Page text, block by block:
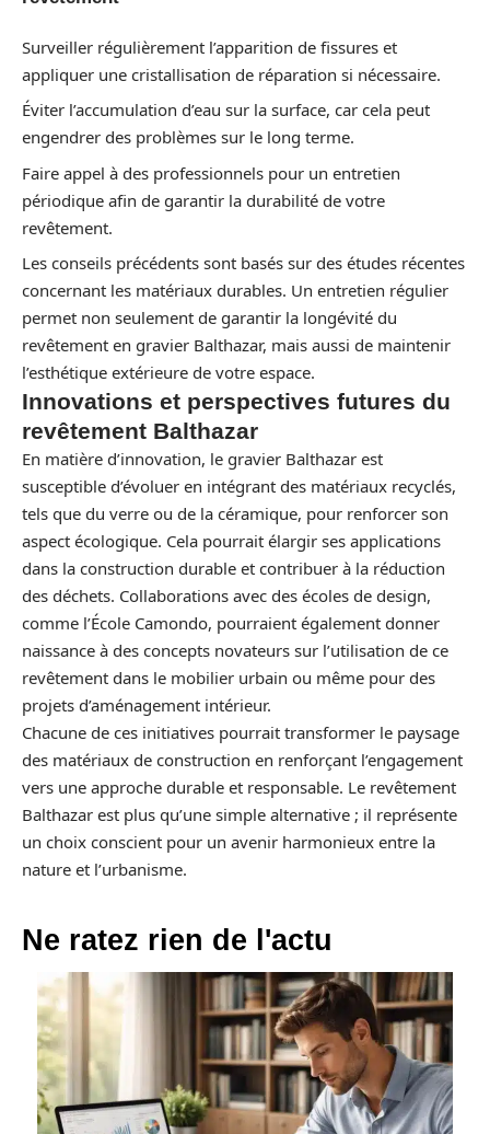
Surveiller régulièrement l’apparition de fissures et
appliquer une cristallisation de réparation si nécessaire.
Éviter l’accumulation d’eau sur la surface, car cela peut
engendrer des problèmes sur le long terme.
Faire appel à des professionnels pour un entretien
périodique afin de garantir la durabilité de votre
revêtement.
Les conseils précédents sont basés sur des études récentes
concernant les matériaux durables. Un entretien régulier
permet non seulement de garantir la longévité du
revêtement en gravier Balthazar, mais aussi de maintenir
l’esthétique extérieure de votre espace.
Innovations et perspectives futures du
revêtement Balthazar
En matière d’innovation, le gravier Balthazar est
susceptible d’évoluer en intégrant des matériaux recyclés,
tels que du verre ou de la céramique, pour renforcer son
aspect écologique. Cela pourrait élargir ses applications
dans la construction durable et contribuer à la réduction
des déchets. Collaborations avec des écoles de design,
comme l’École Camondo, pourraient également donner
naissance à des concepts novateurs sur l’utilisation de ce
revêtement dans le mobilier urbain ou même pour des
projets d’aménagement intérieur.
Chacune de ces initiatives pourrait transformer le paysage
des matériaux de construction en renforçant l’engagement
vers une approche durable et responsable. Le revêtement
Balthazar est plus qu’une simple alternative ; il représente
un choix conscient pour un avenir harmonieux entre la
nature et l’urbanisme.
Ne ratez rien de l'actu